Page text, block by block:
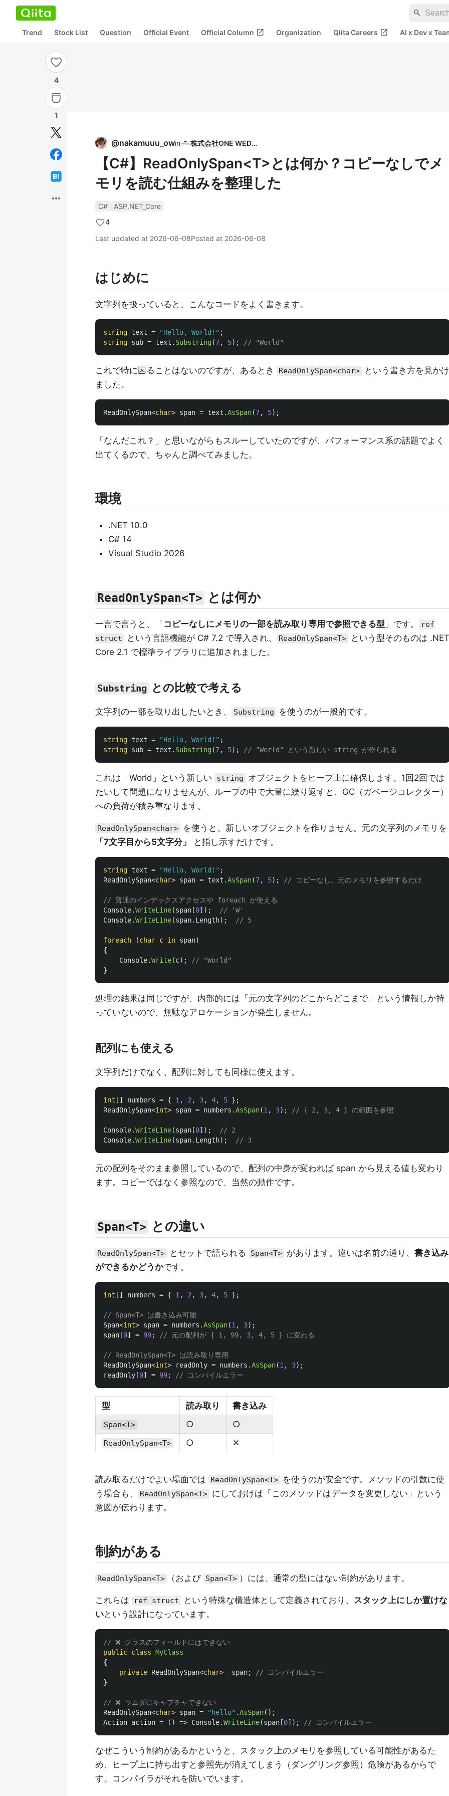
search
Trend Stock List Question Official Event Official Column open_in_new Organization Qiita Careers open_in_new AI x Dev x
4
1
more_horiz
@nakamuuu_owin 株式会社ONE WEDGE
【C#】ReadOnlySpan<T>とは何か？コピーなしでメ
モリを読む仕組みを整理した
C#
ASP.NET_Core
4
Last updated at 2026-06-08Posted at 2026-06-08
はじめに
文字列を扱っていると、こんなコードをよく書きます。
string text = "Hello, World!" ;
string sub = text . Substring(7, 5); // "World"
これで特に困ることはないのですが、あるとき ReadOnlySpan<char>
という書き方を見かけ
ました。
ReadOnlySpan<char> span = text .AsSpan(7, 5);
「なんだこれ？」と思いながらもスルーしていたのですが、パフォーマンス系の話題でよく
出てくるので、ちゃんと調べてみました。
環境
.NET 10.0
C# 14
Visual Studio 2026
ReadOnlySpan<T> とは何か
一言で言うと、「 コピーなしにメモリの一部を読み取り専用で参照できる型 」です。
ref
struct
という言語機能が C# 7.2 で導入され、 ReadOnlySpan<T>
という型そのものは .NET
Core 2.1 で標準ライブラリに追加されました。
Substring との比較で考える
文字列の一部を取り出したいとき、 Substring を使うのが一般的です。
string text = "Hello, World!" ;
string sub = text . Substring(7, 5); // "World" という新しい string が作られる
これは「World」という新しい string
オブジェクトをヒープ上に確保します。1回2回では
たいして問題になりませんが、ループの中で大量に繰り返すと、GC（ガベージコレクター）
への負荷が積み重なります。
ReadOnlySpan<char>
を使うと、新しいオブジェクトを作りません。元の文字列のメモリを
「7文字目から5文字分」
と指し示すだけです。
string text = "Hello, World!" ;
ReadOnlySpan<char> span = text .AsSpan(7, 5); // コピーなし。元のメモリを参照するだけ
// 普通のインデックスアクセスや foreach が使える
Console.WriteLine(span [0]);
// 'W'
Console.WriteLine(span. Length); // 5
foreach (char c in span)
{
Console.Write(c);
// "World"
}
処理の結果は同じですが、内部的には「元の文字列のどこからどこまで」という情報しか持
っていないので、無駄なアロケーションが発生しません。
配列にも使える
文字列だけでなく、配列に対しても同様に使えます。
int [] numbers = { 1 , 2 , 3, 4, 5 };
ReadOnlySpan<int> span = numbers .AsSpan(1 , 3); // { 2, 3, 4 } の範囲を参照
Console.WriteLine(span [0]);
// 2
Console.WriteLine(span. Length); // 3
元の配列をそのまま参照しているので、配列の中身が変われば span から見える値も変わり
ます。コピーではなく参照なので、当然の動作です。
Span<T> との違い
ReadOnlySpan<T> とセットで語られる Span<T> があります。違いは名前の通り、 書き込み
ができるかどうかです。
int [] numbers = { 1 , 2 , 3, 4, 5 };
// Span<T> は書き込み可能
Span<int> span = numbers .AsSpan(1 , 3);
span [0] = 99; // 元の配列が { 1, 99, 3, 4, 5 } に変わる
// ReadOnlySpan<T> は読み取り専用
ReadOnlySpan<int> readOnly = numbers .AsSpan(1 , 3);
readOnly [0] = 99; // コンパイルエラー
型 読み取り 書き込み
Span<T> ○ ○
ReadOnlySpan<T> ○ ✕
読み取るだけでよい場面では ReadOnlySpan<T>
を使うのが安全です。メソッドの引数に使
う場合も、
ReadOnlySpan<T> にしておけば「このメソッドはデータを変更しない」という
意図が伝わります。
制約がある
ReadOnlySpan<T> （および Span<T> ）には、通常の型にはない制約があります。
これらは ref struct という特殊な構造体として定義されており、 スタック上にしか置けな
いという設計になっています。
// ❌ クラスのフィールドにはできない
public class MyClass
{
private ReadOnlySpan<char> _span;
// コンパイルエラー
}
// ❌ ラムダにキャプチャできない
ReadOnlySpan<char> span = "hello" .AsSpan();
Action action = () => Console.WriteLine(span [0]); // コンパイルエラー
なぜこういう制約があるかというと、スタック上のメモリを参照している可能性があるた
め、ヒープ上に持ち出すと参照先が消えてしまう（ダングリング参照）危険があるからで
す。コンパイラがそれを防いでいます。